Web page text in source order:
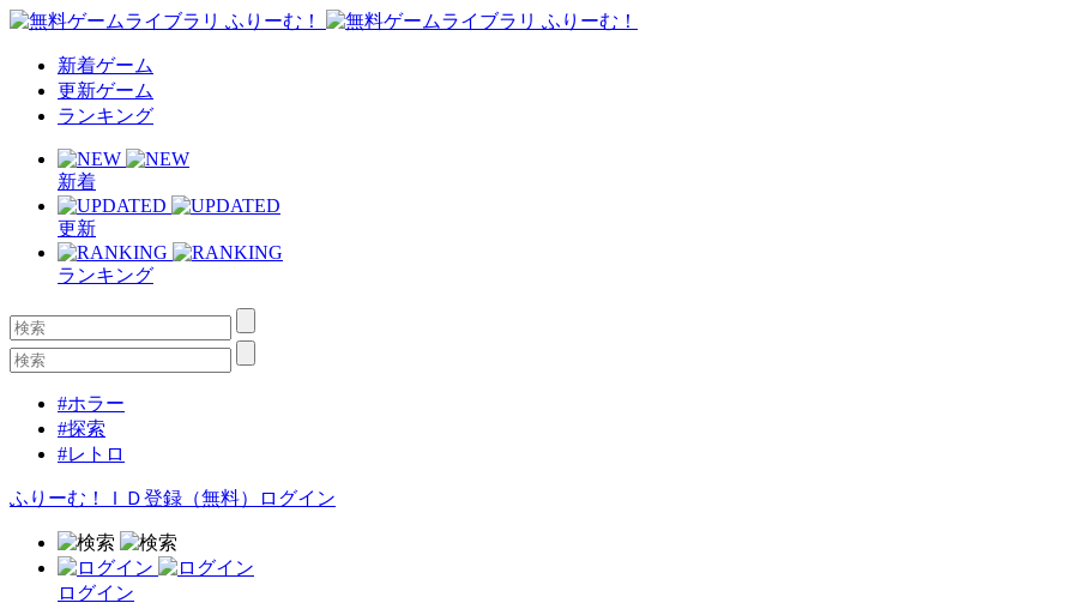
新着ゲーム
更新ゲーム
ランキング
新着
更新
ランキング
#ホラー
#探索
#レトロ
ふりーむ！ＩＤ登録（無料） ログイン
ログイン